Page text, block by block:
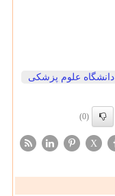
دانشگاه علوم پزشكی
(0)
X